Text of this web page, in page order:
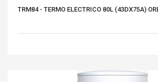
TRM84 - TERMO ELECTRICO 80L (43DX75A)